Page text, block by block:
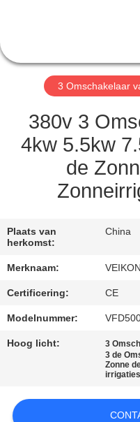
CONTACT
ONS
OP
VERZOEK
EEN
CITAAT
SITEMAP
3 Omschakelaar
380v 3
4kw 5.5kw
de
Plaats van
herkomst:
China
Merknaam:
Certificering: CE
Modelnummer:
Hoog licht: 3
3 de
Zonne